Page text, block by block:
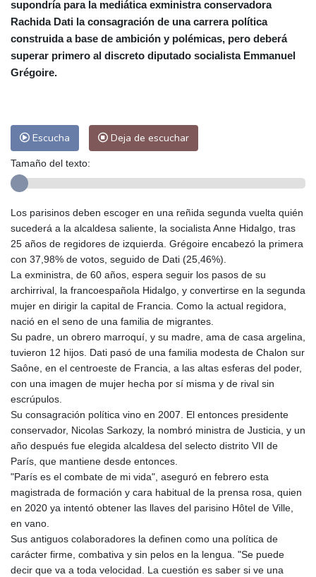
Las Palmas de Gran Canaria
27 °C
Ibiza
Buenos Aires
13 °C
Caracas
28 °C Managua
27 °C
San José
supondría para la mediática exministra conservadora
Rachida Dati la consagración de una carrera política
construida a base de ambición y polémicas, pero deberá
superar primero al discreto diputado socialista Emmanuel
Grégoire.
Escucha Deja de escuchar
Tamaño del texto:
Los parisinos deben escoger en una reñida segunda vuelta quién
sucederá a la alcaldesa saliente, la socialista Anne Hidalgo, tras
25 años de regidores de izquierda. Grégoire encabezó la primera
con 37,98% de votos, seguido de Dati (25,46%).
La exministra, de 60 años, espera seguir los pasos de su
archirrival, la francoespañola Hidalgo, y convertirse en la segunda
mujer en dirigir la capital de Francia. Como la actual regidora,
nació en el seno de una familia de migrantes.
Su padre, un obrero marroquí, y su madre, ama de casa argelina,
tuvieron 12 hijos. Dati pasó de una familia modesta de Chalon sur
Saône, en el centroeste de Francia, a las altas esferas del poder,
con una imagen de mujer hecha por sí misma y de rival sin
escrúpulos.
Su consagración política vino en 2007. El entonces presidente
conservador, Nicolas Sarkozy, la nombró ministra de Justicia, y un
año después fue elegida alcaldesa del selecto distrito VII de
París, que mantiene desde entonces.
"París es el combate de mi vida", aseguró en febrero esta
magistrada de formación y cara habitual de la prensa rosa, quien
en 2020 ya intentó obtener las llaves del parisino Hôtel de Ville,
en vano.
Sus antiguos colaboradores la definen como una política de
carácter firme, combativa y sin pelos en la lengua. "Se puede
decir que va a toda velocidad. La cuestión es saber si ve una